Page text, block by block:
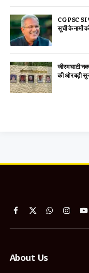
CGPSC SI
सूची के नामों
जीरम घाटी
की ओर बढ़ी
Facebook
X
WhatsApp
About Us